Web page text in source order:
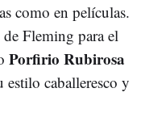
como en películas.
Fleming para el
Porfirio Rubirosa
caballeresco y